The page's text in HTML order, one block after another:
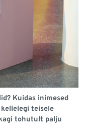
Kuidas inimesed
teisele
tohutult palju